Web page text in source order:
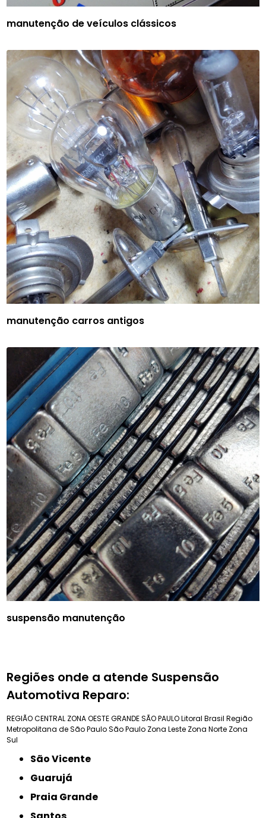
manutenção de veículos clássicos
manutenção carros antigos
suspensão manutenção
Regiões onde a atende Suspensão
Automotiva Reparo:
REGIÃO CENTRAL ZONA OESTEGRANDE SÃO PAULOLitoral Brasil Região
Metropolitana de São PauloSão Paulo Zona Leste Zona Norte Zona
Sul
São Vicente
Guarujá
Praia Grande